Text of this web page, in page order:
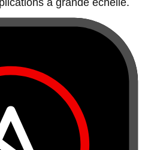
à grande échelle.